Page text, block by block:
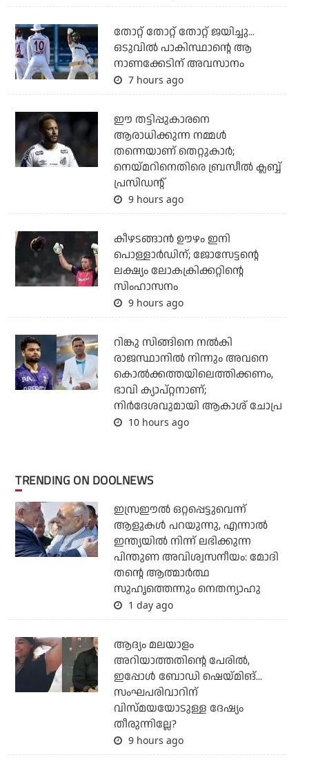
തോറ്റ് തോറ്റ് തോറ്റ് ജയിച്ചു...
ഒടുവില്‍ പാകിസ്ഥാന്റെ ആ
നാണക്കേടിന് അവസാനം
7 hours ago
ഈ തട്ടിപ്പുകാരനെ
ആരാധിക്കുന്ന നമ്മള്‍
തന്നെയാണ് തെറ്റുകാര്‍;
നെയ്മറിനെതിരെ ബ്രസീല്‍ ക്ലബ്ബ്
പ്രസിഡന്റ്
9 hours ago
കീഴടങ്ങാന്‍ ഊഴം ഇനി
പൊള്ളാര്‍ഡിന്; ജോസേട്ടന്റെ
ലക്ഷ്യം ലോകക്രിക്കറ്റിന്റെ
സിംഹാസനം
9 hours ago
റിങ്കു സിങ്ങിനെ നൽകി
രാജസ്ഥാനിൽ നിന്നും അവനെ
കൊൽ‌ക്കത്തയിലെത്തിക്കണം,
ഭാവി ക്യാപ്റ്റനാണ്;
നിർദേശവുമായി ആകാശ് ചോപ്ര
10 hours ago
TRENDING ON DOOLNEWS
ഇസ്രഈല്‍ ഒറ്റപ്പെട്ടുവെന്ന്
ആളുകള്‍ പറയുന്നു, എന്നാല്‍
ഇന്ത്യയില്‍ നിന്ന് ലഭിക്കുന്ന
പിന്തുണ അവിശ്വസനീയം: മോദി
തന്റെ ആത്മാര്‍ത്ഥ
സുഹൃത്തെന്നും നെതന്യാഹു
1 day ago
ആദ്യം മലയാളം
അറിയാത്തതിന്റെ പേരില്‍,
ഇപ്പോള്‍ ബോഡി ഷെയ്മിങ്...
സംഘപരിവാറിന്
വിസ്മയയോടുള്ള ദേഷ്യം
തീരുന്നില്ലേ?
9 hours ago